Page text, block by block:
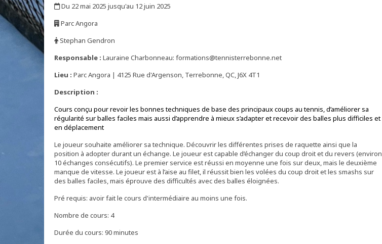
Du 22 mai 2025 jusqu'au 12 juin 2025
Parc Angora
Stephan Gendron
Responsable : Lauraine Charbonneau: formations@tennisterrebonne.net
Lieu : Parc Angora | 4125 Rue d'Argenson, Terrebonne, QC, J6X 4T1
Description :
Cours conçu pour revoir les bonnes techniques de base des principaux coups au tennis, d’améliorer sa
régularité sur balles faciles mais aussi d’apprendre à mieux s’adapter et recevoir des balles plus difficiles et
en déplacement
Le joueur souhaite améliorer sa technique. Découvrir les différentes prises de raquette ainsi que la
position à adopter durant un échange. Le joueur est capable d’échanger du coup droit et du revers (environ
10 échanges consécutifs). Le premier service est réussi en moyenne une fois sur deux, mais le deuxième
manque de vitesse. Le joueur est à l’aise au filet, il réussit bien les volées du coup droit et les smashs sur
des balles faciles, mais éprouve des difficultés avec des balles éloignées.
Pré requis: avoir fait le cours d'intermédiaire au moins une fois.
Nombre de cours: 4
Durée du cours: 90 minutes